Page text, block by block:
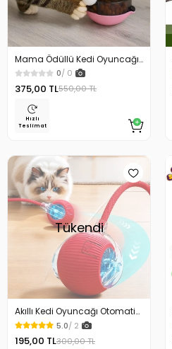
Mama Ödüllü Kedi Oyuncağı
Hacı Yatmaz
0/ 0
375,00 TL550,00 TL
Hızlı
Teslimat
Tükendi
Akıllı Kedi Oyuncağı Otomatik
Yuvarlanan Hareketli Top USB
Şarjlı LED Işıklı 3 Modlu
5.0/ 2
195,00 TL300,00 TL